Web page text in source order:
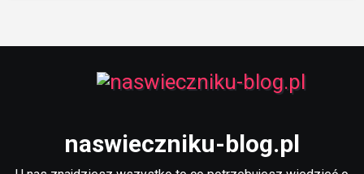
naswieczniku-blog.pl